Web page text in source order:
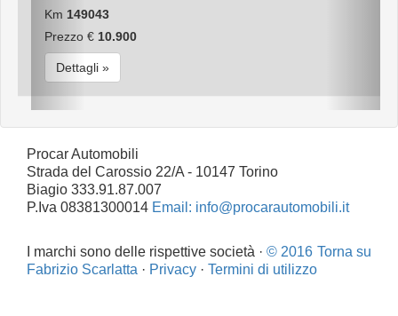
Km 149043
Prezzo € 10.900
Dettagli »
Procar Automobili
Strada del Carossio 22/A - 10147 Torino
Biagio 333.91.87.007
P.Iva 08381300014 Email: info@procarautomobili.it
Torna su
I marchi sono delle rispettive società · © 2016
Fabrizio Scarlatta · Privacy · Termini di utilizzo